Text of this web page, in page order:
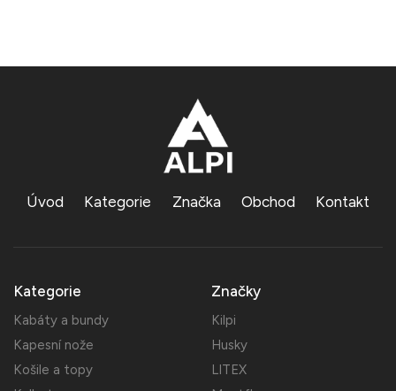
Úvod Kategorie Značka Obchod Kontakt
Kategorie
Kabáty a bundy
Kapesní nože
Košile a topy
Značky
Kilpi
Husky
LITEX